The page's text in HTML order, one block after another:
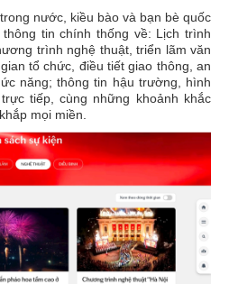
nước, kiều bào và bạn bè quốc
tin chính thống về: Lịch trình
trình nghệ thuật, triển lãm văn
tổ chức, điều tiết giao thông, an
năng; thông tin hậu trường, hình
tiếp, cùng những khoảnh khắc
mọi miền.